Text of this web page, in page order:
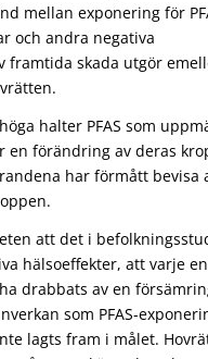
mellan exponering för
och andra negativa
framtida skada utgör
halter PFAS som
en förändring av deras
har förmått bevisa
att det i
hälsoeffekter, att varje
drabbats av en
som PFAS-
lagts fram i målet.